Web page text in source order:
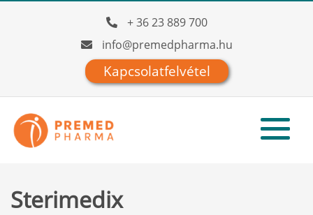
+ 36 23 889 700
info@premedpharma.hu
Kapcsolatfelvétel
Sterimedix